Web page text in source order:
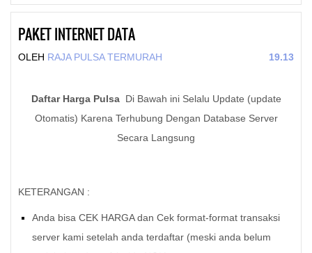
PAKET INTERNET DATA
OLEH RAJA PULSA TERMURAH 19.13
Daftar Harga Pulsa Di Bawah ini Selalu Update (update
Otomatis) Karena Terhubung Dengan Database Server
Secara Langsung
KETERANGAN :
Anda bisa CEK HARGA dan Cek format-format transaksi
server kami setelah anda terdaftar (meski anda belum